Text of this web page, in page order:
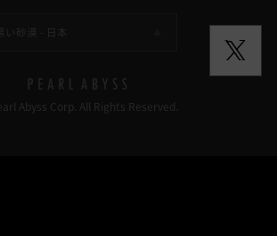
い砂漠 - 日本
Abyss Corp. All Rights Reserved.